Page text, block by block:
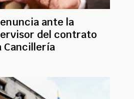
ante la
del contrato
Cancillería